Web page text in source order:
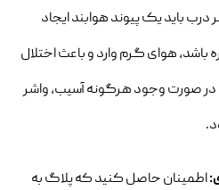
درب باید یک پیوند هوابند ایجاد
باشد، هوای گرم وارد و باعث اختلال
صورت وجود هرگونه آسیب، واشر
اطمینان حاصل کنید که پلاگ به